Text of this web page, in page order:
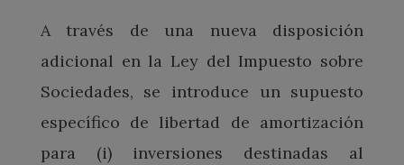
A través de una nueva disposición
adicional en la Ley del Impuesto sobre
Sociedades, se introduce un supuesto
específico de libertad de amortización
para (i) inversiones destinadas al